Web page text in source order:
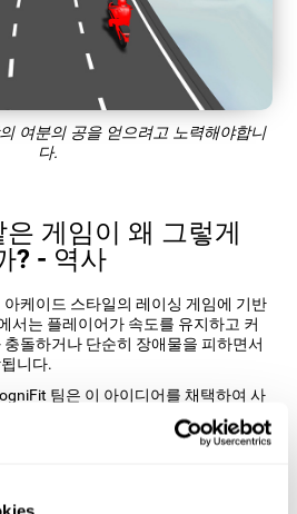
여분의 공을 얻으려고 노력해야합니
다.
게임이 왜 그렇게
? - 역사
케이드 스타일의 레이싱 게임에 기반
서는 플레이어가 속도를 유지하고 커
돌하거나 단순히 장애물을 피하면서
니다.
팀은 이 아이디어를 채택하여 사
현할 뿐만 아니라 인지 능력을 훈련하는
임을 개발하기로 결정했습니다.
키나요?